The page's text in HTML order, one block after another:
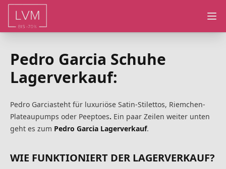
Pedro Garcia Schuhe
Lagerverkauf:
Pedro Garciasteht für luxuriöse Satin-Stilettos, Riemchen-
Plateaupumps oder Peeptoes. Ein paar Zeilen weiter unten
geht es zum Pedro Garcia Lagerverkauf.
WIE FUNKTIONIERT DER LAGERVERKAUF?